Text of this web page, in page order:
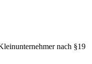
nach §19